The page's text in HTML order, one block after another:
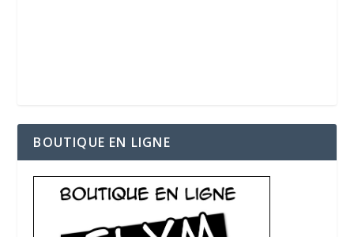
BOUTIQUE EN LIGNE